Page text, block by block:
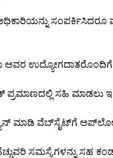
ಉದ್ಯೋಗದಾತರೊಂದಿಗೆ
ಸಹಿ ಮಾಡಲು
ಮಾಡಿ ವೆಬ್‌ಸೈಟ್‌ಗೆ
ಸಮಸ್ಯೆಗಳನ್ನು ಸಹ